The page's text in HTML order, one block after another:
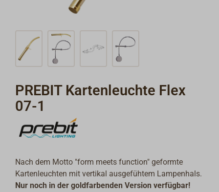
PREBIT Kartenleuchte Flex
07-1
Nach dem Motto "form meets function" geformte
Kartenleuchten mit vertikal ausgefühtem Lampenhals.
Nur noch in der goldfarbenden Version verfügbar!